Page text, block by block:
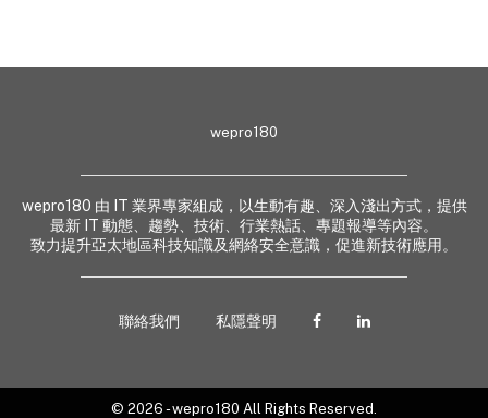
wepro180
wepro180 由 IT 業界專家組成，以生動有趣、深入淺出方式，提供
最新 IT 動態、趨勢、技術、行業熱話、專題報導等內容。
致力提升亞太地區科技知識及網絡安全意識，促進新技術應用。
聯絡我們 私隱聲明
© 2026 - wepro180 All Rights Reserved.